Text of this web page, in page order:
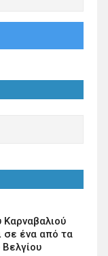
Καρναβαλιού
σε ένα από τα